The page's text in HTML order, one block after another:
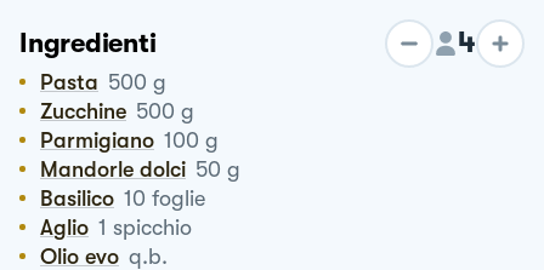
Ingredienti 4
Pasta 500 g
Zucchine 500 g
Parmigiano 100 g
Mandorle dolci 50 g
Basilico 10 foglie
Aglio 1 spicchio
Olio evo q.b.